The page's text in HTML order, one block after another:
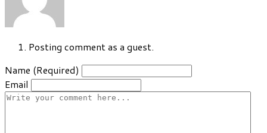
Posting comment as a guest.
Name (Required)
Email